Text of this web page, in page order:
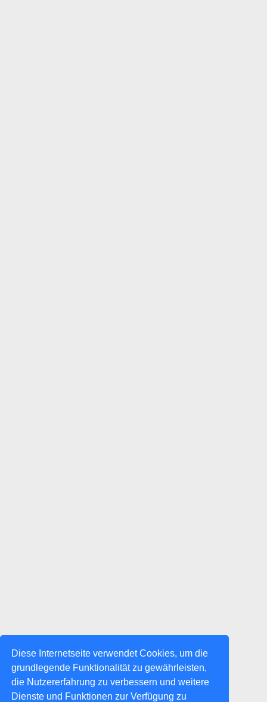
Diese Internetseite verwendet Cookies, um die
grundlegende Funktionalität zu gewährleisten,
die Nutzererfahrung zu verbessern und weitere
Dienste und Funktionen zur Verfügung zu